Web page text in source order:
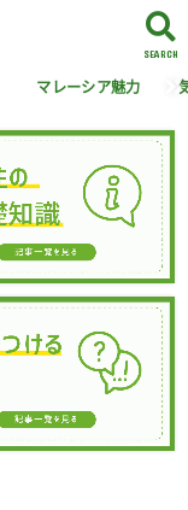
SEARCH
マレーシア魅力